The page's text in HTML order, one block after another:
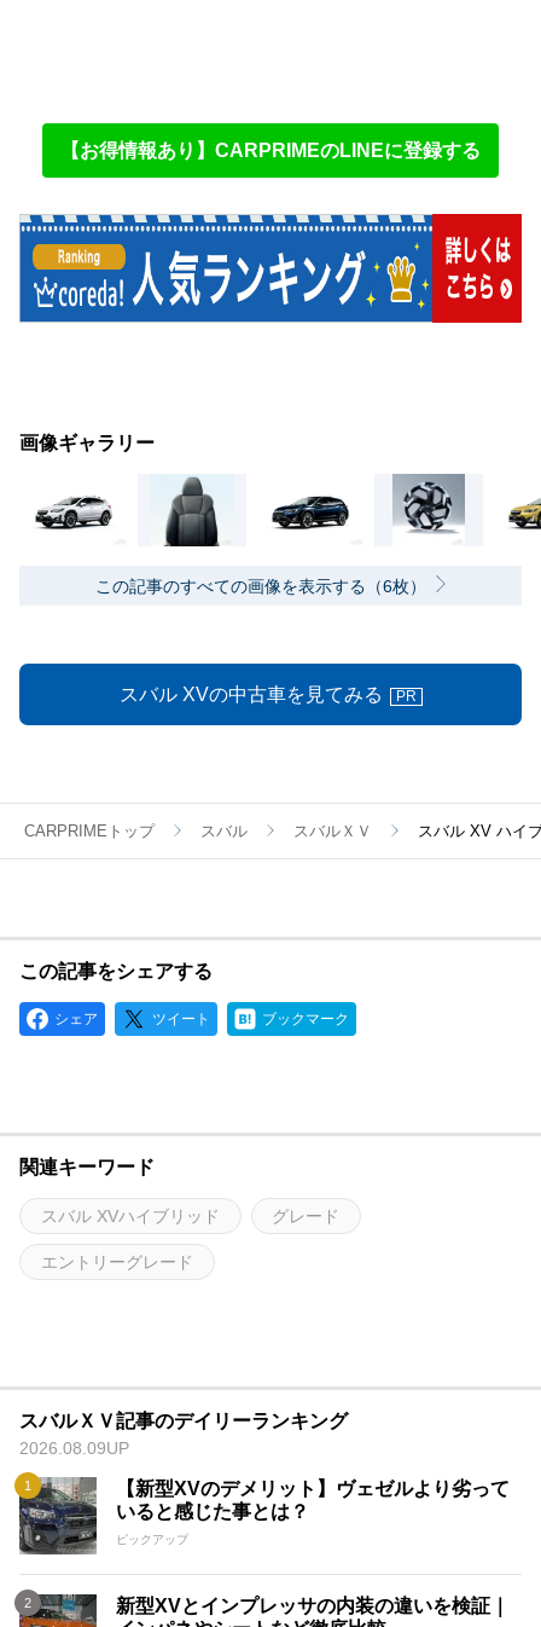
【お得情報あり】CARPRIMEのLINEに登録する
画像ギャラリー
この記事のすべての画像を表示する（6枚）
スバル XVの中古車を見てみる PR
CARPRIMEトップ スバル スバルＸＶ スバル XV ハイ
この記事をシェアする
シェア ツイート ブックマーク
関連キーワード
スバル XVハイブリッド グレード
エントリーグレード
スバルＸＶ記事のデイリーランキング
2026.08.09UP
【新型XVのデメリット】ヴェゼルより劣って
いると感じた事とは？
ピックアップ
新型XVとインプレッサの内装の違いを検証｜